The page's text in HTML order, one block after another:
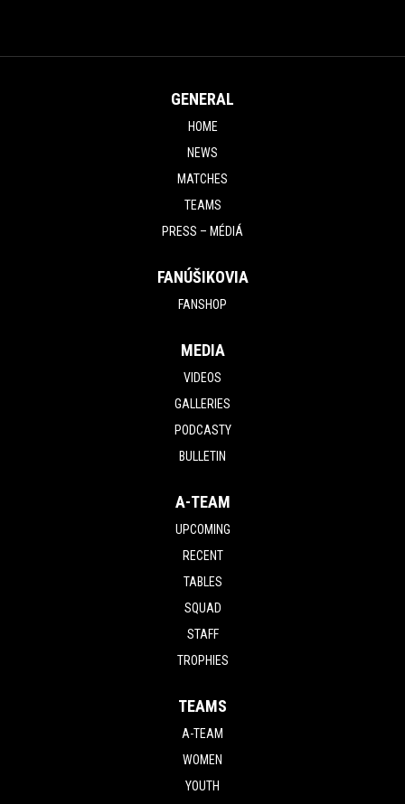
GENERAL
HOME
NEWS
MATCHES
TEAMS
PRESS – MÉDIÁ
FANÚŠIKOVIA
FANSHOP
MEDIA
VIDEOS
GALLERIES
PODCASTY
BULLETIN
A-TEAM
UPCOMING
RECENT
TABLES
SQUAD
STAFF
TROPHIES
TEAMS
A-TEAM
WOMEN
YOUTH